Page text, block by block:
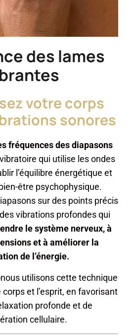
des lames
votre corps
sonores
fréquences des diapasons
qui utilise les ondes
l’équilibre énergétique et
être psychophysique.
sur des points précis
vibrations profondes qui
le système nerveux, à
et à améliorer la
de l’énergie.
nous utilisons cette technique
et l’esprit, en favorisant
profonde et de
cellulaire.